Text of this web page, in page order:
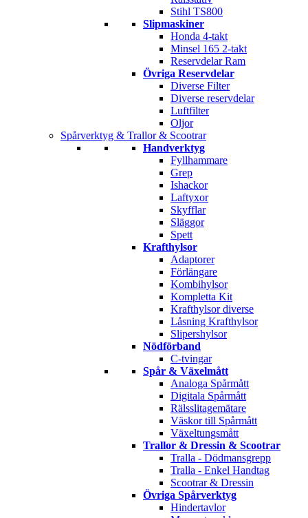
Stihl TS800
Slipmaskiner
Honda 4-takt
Minsel 165 2-takt
Reservdelar Ram
Övriga Reservdelar
Diverse Filter
Diverse reservdelar
Luftfilter
Oljor
Spårverktyg & Trallor & Scootrar
Handverktyg
Fyllhammare
Grep
Ishackor
Laftyxor
Skyfflar
Släggor
Spett
Krafthylsor
Adaptorer
Förlängare
Kombihylsor
Kompletta Kit
Krafthylsor diverse
Låsning Krafthylsor
Slipershylsor
Nödförband
C-tvingar
Spår & Växelmått
Analoga Spårmått
Digitala Spårmått
Rälsslitagemätare
Väskor till Spårmått
Växeltungsmått
Trallor & Dressin & Scootrar
Tralla - Dödmansgrepp
Tralla - Enkel Handtag
Scootrar & Dressin
Övriga Spårverktyg
Hindertavlor